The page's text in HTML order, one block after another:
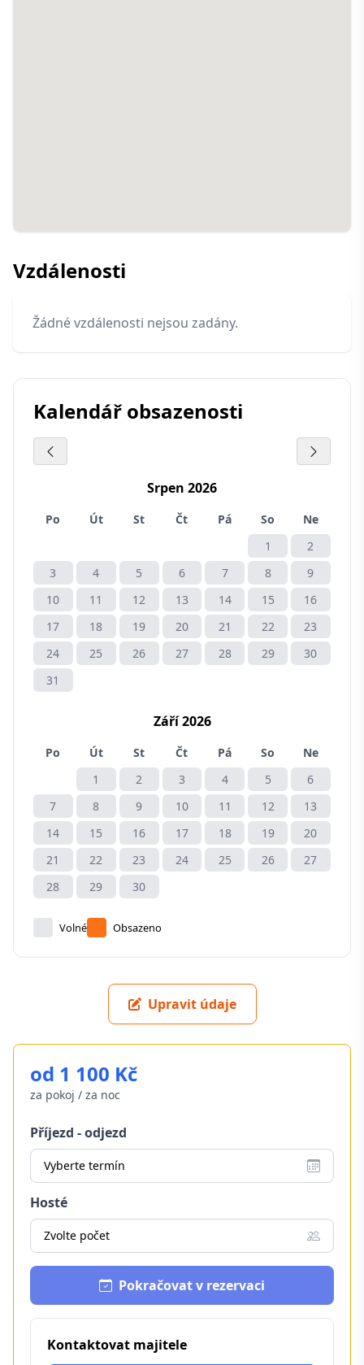
Vzdálenosti
Žádné vzdálenosti nejsou zadány.
Kalendář obsazenosti
Srpen 2026
Po Út St Čt Pá So
Ne
1
2
3
4 5 6 7 8
9
10
11 12 13 14 15
16
17
18 19 20 21 22
23
24
25 26 27 28 29
30
31
Září 2026
Po Út St Čt Pá So
Ne
1
2 3 4 5
6
7
8 9 10 11 12
13
14
15 16 17 18 19
20
21
22 23 24 25 26
27
28
29 30
Volné Obsazeno
Upravit údaje
od 1 100 Kč
za pokoj / za noc
Příjezd - odjezd
Vyberte termín
Hosté
Zvolte počet
Pokračovat v rezervaci
Kontaktovat majitele